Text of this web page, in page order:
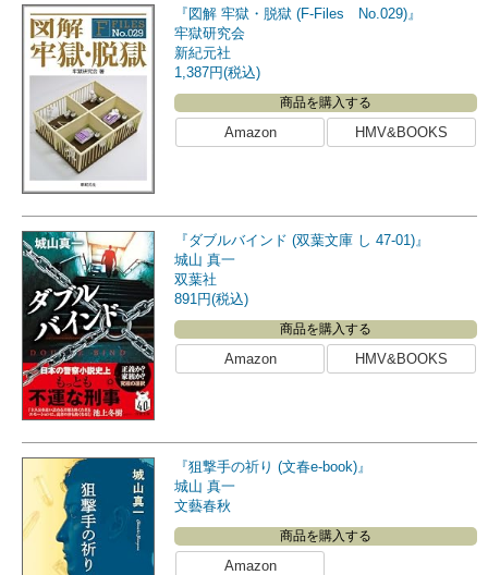
『図解 牢獄・脱獄 (F-Files No.029)』
牢獄研究会
新紀元社
1,387円(税込)
商品を購入する
Amazon HMV&BOOKS
『ダブルバインド (双葉文庫 し 47-01)』
城山 真一
双葉社
891円(税込)
商品を購入する
Amazon HMV&BOOKS
『狙撃手の祈り (文春e-book)』
城山 真一
文藝春秋
商品を購入する
Amazon